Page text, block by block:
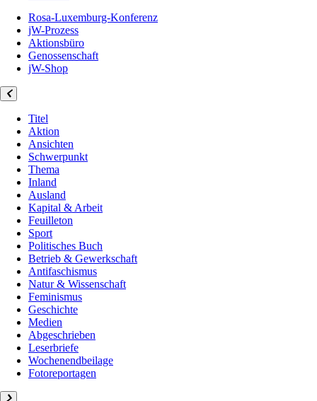
Rosa-Luxemburg-Konferenz
jW-Prozess
Aktionsbüro
Genossenschaft
jW-Shop
Titel
Aktion
Ansichten
Schwerpunkt
Thema
Inland
Ausland
Kapital & Arbeit
Feuilleton
Sport
Politisches Buch
Betrieb & Gewerkschaft
Antifaschismus
Natur & Wissenschaft
Feminismus
Geschichte
Medien
Abgeschrieben
Leserbriefe
Wochenendbeilage
Fotoreportagen